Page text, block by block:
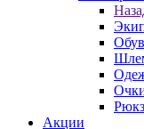
Акции